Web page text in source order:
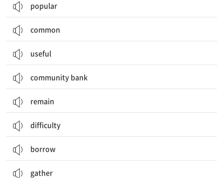
popular
common
useful
community bank
remain
difficulty
borrow
gather